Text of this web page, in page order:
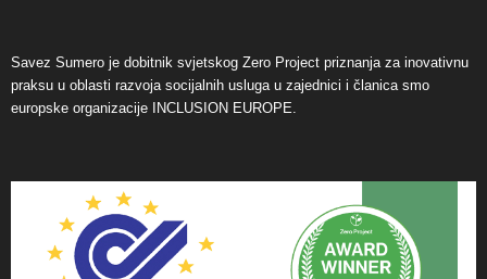
Savez Sumero je dobitnik svjetskog Zero Project priznanja za inovativnu
praksu u oblasti razvoja socijalnih usluga u zajednici i članica smo
europske organizacije INCLUSION EUROPE.